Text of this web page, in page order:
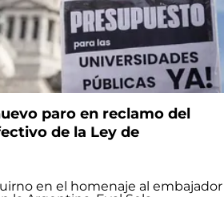
paro en reclamo del
de la Ley de